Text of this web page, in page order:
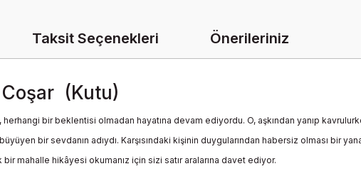
Taksit Seçenekleri Önerileriniz
Coşar (Kutu)
bir beklentisi olmadan hayatına devam ediyordu. O, aşkından yanıp
bir sevdanın adıydı. Karşısındaki kişinin duygularından habersiz olması bir
mahalle hikâyesi okumanız için sizi satır aralarına davet ediyor.